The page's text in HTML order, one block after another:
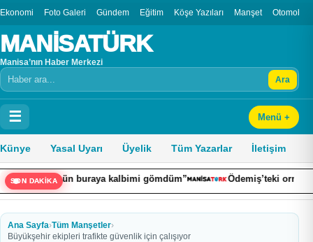
Ekonomi Foto Galeri Gündem Eğitim Köşe Yazıları Manşet Otomobil
MANİSATÜRK
Manisa’nın Haber Merkezi
Arama Ara
☰ Menü +
Künye Yasal Uyarı Üyelik Tüm Yazarlar İletişim
SON DAKİKA
“Bugün buraya kalbimi gömdüm” Ödemiş’teki orman yangını
Ana Sayfa›Tüm Manşetler›
Büyükşehir ekipleri trafikte güvenlik için çalışıyor